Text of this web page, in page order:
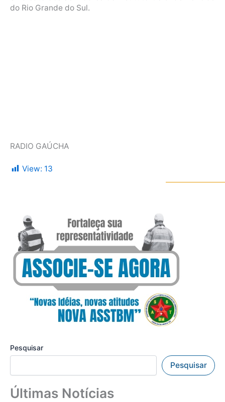
do Rio Grande do Sul.
RADIO GAÚCHA
View: 13
Pesquisar
Pesquisar
Últimas Notícias